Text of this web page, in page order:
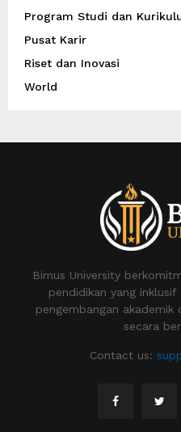
Program Studi dan
Pusat Karir
Riset dan Inovasi
World
Bimus University
pendidikan yang
pengembangan
secara
Contact us: